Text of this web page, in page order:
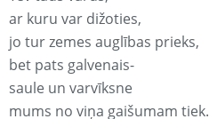
ar kuru var dižoties,
jo tur zemes auglības prieks,
bet pats galvenais-
saule un varvīksne
mums no viņa gaišumam tiek.